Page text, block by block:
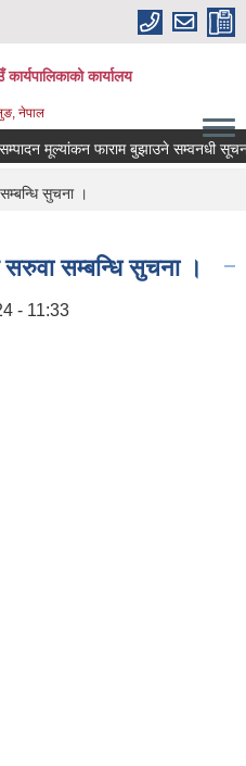
कार्यालय
नेपाल
मूल्यांकन फाराम बुझाउने सम्वनधी
सुचना ।
सरुवा सम्बन्धि सुचना ।
- 11:33